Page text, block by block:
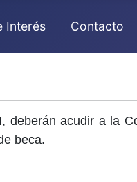
Interés Contacto
deberán acudir a la
beca.